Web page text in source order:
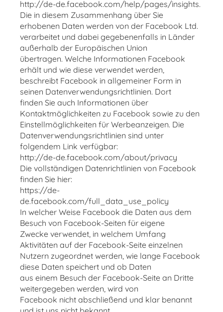
http://de-de.facebook.com/help/pages/insights.
Die in diesem Zusammenhang über Sie
erhobenen Daten werden von der Facebook Ltd.
verarbeitet und dabei gegebenenfalls in Länder
außerhalb der Europäischen Union
übertragen. Welche Informationen Facebook
erhält und wie diese verwendet werden,
beschreibt Facebook in allgemeiner Form in
seinen Datenverwendungsrichtlinien. Dort
finden Sie auch Informationen über
Kontaktmöglichkeiten zu Facebook sowie zu den
Einstellmöglichkeiten für Werbeanzeigen. Die
Datenverwendungsrichtlinien sind unter
folgendem Link verfügbar:
http://de-de.facebook.com/about/privacy
Die vollständigen Datenrichtlinien von Facebook
finden Sie hier:
https://de-
de.facebook.com/full_data_use_policy
In welcher Weise Facebook die Daten aus dem
Besuch von Facebook-Seiten für eigene
Zwecke verwendet, in welchem Umfang
Aktivitäten auf der Facebook-Seite einzelnen
Nutzern zugeordnet werden, wie lange Facebook
diese Daten speichert und ob Daten
aus einem Besuch der Facebook-Seite an Dritte
weitergegeben werden, wird von
Facebook nicht abschließend und klar benannt